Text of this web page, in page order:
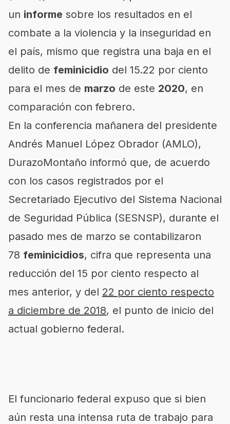
un informe sobre los resultados en el
combate a la violencia y la inseguridad en
el país, mismo que registra una baja en el
delito de feminicidio del 15.22 por ciento
para el mes de marzo de este 2020, en
comparación con febrero.
En la conferencia mañanera del presidente
Andrés Manuel López Obrador (AMLO),
DurazoMontaño informó que, de acuerdo
con los casos registrados por el
Secretariado Ejecutivo del Sistema Nacional
de Seguridad Pública (SESNSP), durante el
pasado mes de marzo se contabilizaron
78 feminicidios, cifra que representa una
reducción del 15 por ciento respecto al
mes anterior, y del 22 por ciento respecto
a diciembre de 2018, el punto de inicio del
actual gobierno federal.
El funcionario federal expuso que si bien
aún resta una intensa ruta de trabajo para